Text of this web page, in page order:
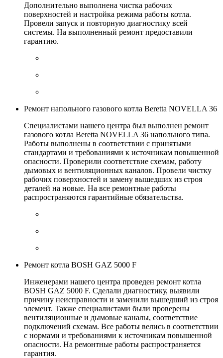
Дополнительно выполнена чистка рабочих
поверхностей и настройка режима работы котла.
Провели запуск и повторную диагностику всей
системы. На выполненный ремонт предоставили
гарантию.
Ремонт напольного газового котла Beretta NOVELLA 36
Специалистами нашего центра был выполнен ремонт
газового котла Beretta NOVELLA 36 напольного типа.
Работы выполнены в соответствии с принятыми
стандартами и требованиями к источникам повышенной
опасности. Проверили соответствие схемам, работу
дымовых и вентиляционных каналов. Провели чистку
рабочих поверхностей и замену вышедших из строя
деталей на новые. На все ремонтные работы
распространяются гарантийные обязательства.
Ремонт котла BOSH GAZ 5000 F
Инженерами нашего центра проведен ремонт котла
BOSH GAZ 5000 F. Сделали диагностику, выявили
причину неисправности и заменили вышедший из строя
элемент. Также специалистами были проверены
вентиляционные и дымовые каналы, соответствие
подключений схемам. Все работы велись в соответствии
с нормами и требованиями к источникам повышенной
опасности. На ремонтные работы распространяется
гарантия.